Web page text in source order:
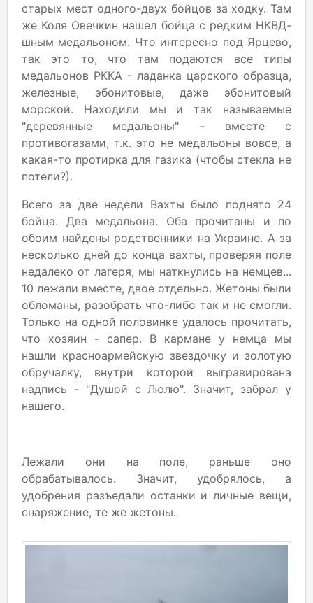
старых мест одного-двух бойцов за ходку. Там
же Коля Овечкин нашел бойца с редким НКВД-
шным медальоном. Что интересно под Ярцево,
так это то, что там подаются все типы
медальонов РККА - ладанка царского образца,
железные, эбонитовые, даже эбонитовый
морской. Находили мы и так называемые
"деревянные медальоны" - вместе с
противогазами, т.к. это не медальоны вовсе, а
какая-то протирка для газика (чтобы стекла не
потели?).
Всего за две недели Вахты было поднято 24
бойца. Два медальона. Оба прочитаны и по
обоим найдены родственники на Украине. А за
несколько дней до конца вахты, проверяя поле
недалеко от лагеря, мы наткнулись на немцев...
10 лежали вместе, двое отдельно. Жетоны были
обломаны, разобрать что-либо так и не смогли.
Только на одной половинке удалось прочитать,
что хозяин - сапер. В кармане у немца мы
нашли красноармейскую звездочку и золотую
обручалку, внутри которой выгравирована
надпись - "Душой с Люлю". Значит, забрал у
нашего.
Лежали они на поле, раньше оно
обрабатывалось. Значит, удобрялось, а
удобрения разъедали останки и личные вещи,
снаряжение, те же жетоны.